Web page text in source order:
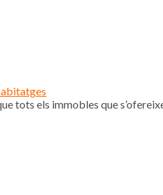
tots els immobles que